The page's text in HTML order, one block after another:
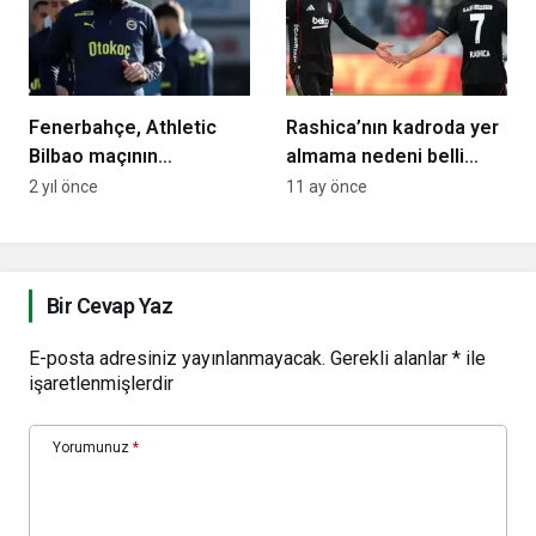
Fenerbahçe, Athletic
Bilbao maçının
hazırlıklarına başladı
2 yıl önce
Rashica’nın kadroda yer
almama nedeni belli
oldu!
11 ay önce
Bir Cevap Yaz
E-posta adresiniz yayınlanmayacak. Gerekli alanlar * ile
işaretlenmişlerdir
Yorumunuz *